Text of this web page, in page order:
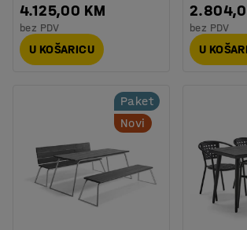
4.125,00 KM
bez PDV
U KOŠARICU
bez PDV
U
Paket
Novi